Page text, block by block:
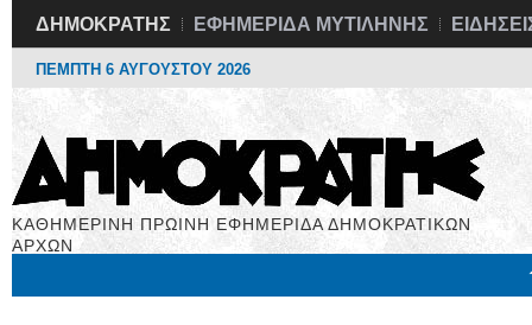
ΔΗΜΟΚΡΑΤΗΣ ΕΦΗΜΕΡΙΔΑ ΜΥΤΙΛΗΝΗΣ
ΠΕΜΠΤΗ 6 ΑΥΓΟΥΣΤΟΥ 2026
ΚΑΘΗΜΕΡΙΝΗ ΠΡΩΙΝΗ ΕΦΗΜΕΡΙΔΑ ΔΗΜΟΚΡΑΤΙΚΩΝ
ΑΡΧΩΝ